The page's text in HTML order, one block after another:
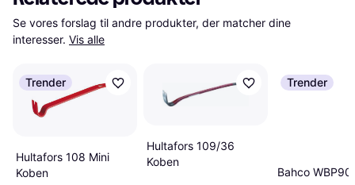
Se vores forslag til andre produkter, der matcher dine
interesser. Vis alle
Trender
Hultafors 108 Mini
Koben
Hultafors 109/36
Koben
Trender
Bahco